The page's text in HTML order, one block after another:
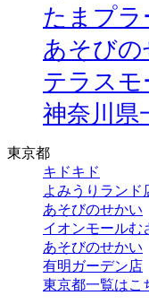
たまプ
あそびの
テラスモ
神奈川県
東京都
キドキド
よみうりランド
あそびのせかい
イオンモールむ
あそびのせかい
有明ガーデン店
東京都一覧はこ